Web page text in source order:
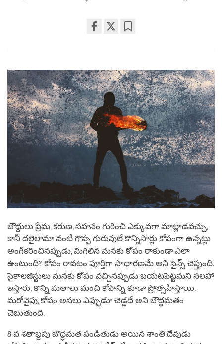
on
బౌద్దులు ప్రేమ, కరుణ, సహనం గురించి ఎక్కువగా మాట్లాడవచ్చు,
కానీ దలైలామా వంటి గొప్ప గురువులే కొన్నిసార్లు కోపంగా ఉన్నట్లు
అంగీకరించినప్పుడు, మిగిలిన మనకు కోపం రాకుండా ఎలా
ఉంటుంది? కోపం రావటం పూర్తిగా సాధారణమే అని సైన్స్ చెప్తుంది.
సైకాలజిస్టులు మనకు కోపం వచ్చినప్పుడు బయటపెట్టమని సలహా
ఇస్తారు. కొన్ని మతాలు మంచి కోపాన్ని కూడా ప్రోత్సహిస్తాయి.
మరోవైపు, కోపం అసలు ఎప్పుడూ చెడ్డదే అని బౌద్ధమతం
చెబుతుంది.
8 వ శతాబ్దపు బౌద్ధమత పండితుడు అయిన శాంతి దేవుడు